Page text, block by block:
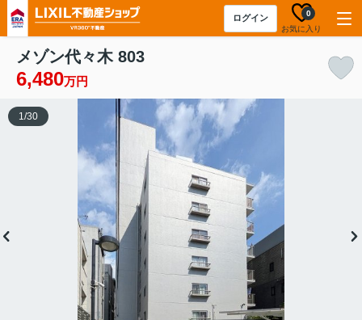
ログイン
お気に入り
0
メゾン代々木 803
6,480万円
1/30